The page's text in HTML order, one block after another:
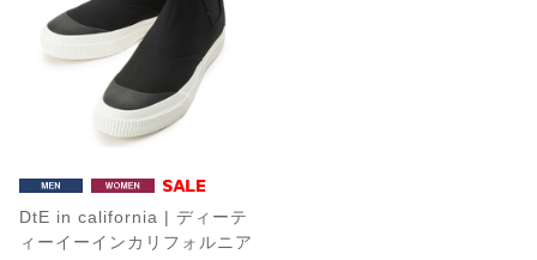
DtE in california | ディーテ
ィーイーインカリフォルニア